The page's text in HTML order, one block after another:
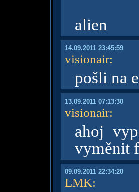
alien
14.09.2011 23:45:59
visionair:
pošli na
13.09.2011 07:13:30
visionair:
ahoj
vyměnit
09.09.2011 22:34:20
LMK: